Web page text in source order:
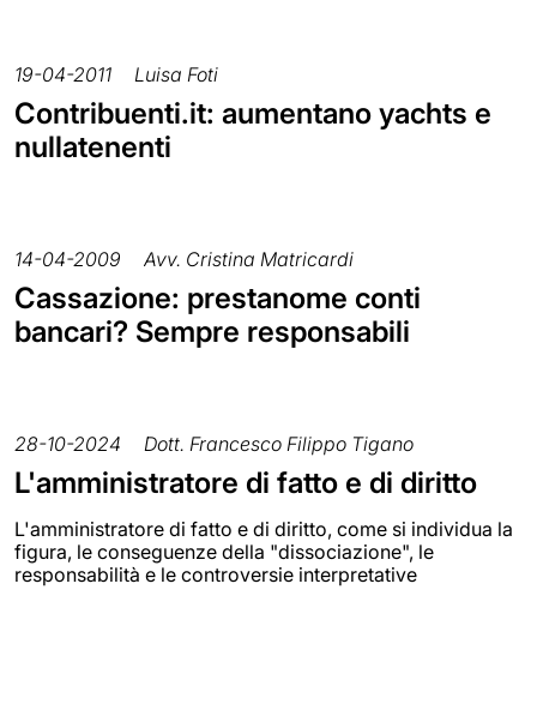
19-04-2011 Luisa Foti
Contribuenti.it: aumentano yachts e
nullatenenti
14-04-2009 Avv. Cristina Matricardi
Cassazione: prestanome conti
bancari? Sempre responsabili
28-10-2024 Dott. Francesco Filippo Tigano
L'amministratore di fatto e di diritto
L'amministratore di fatto e di diritto, come si individua la
figura, le conseguenze della "dissociazione", le
responsabilità e le controversie interpretative